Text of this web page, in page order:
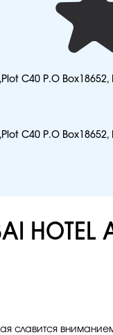
C40 P.O
C40 P.O
HOTEL
славится